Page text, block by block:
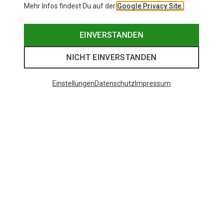
Mehr Infos findest Du auf der Google Privacy Site.
EINVERSTANDEN
NICHT EINVERSTANDEN
EinstellungenDatenschutz Impressum